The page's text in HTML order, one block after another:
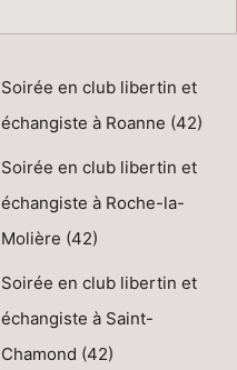
Soirée en club libertin et
échangiste à Roanne (42)
Soirée en club libertin et
échangiste à Roche-la-
Molière (42)
Soirée en club libertin et
échangiste à Saint-
Chamond (42)